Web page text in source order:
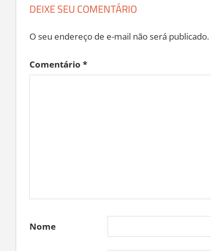
DEIXE SEU COMENTÁRIO
O seu endereço de e-mail não será publicado.
Comentário *
Nome